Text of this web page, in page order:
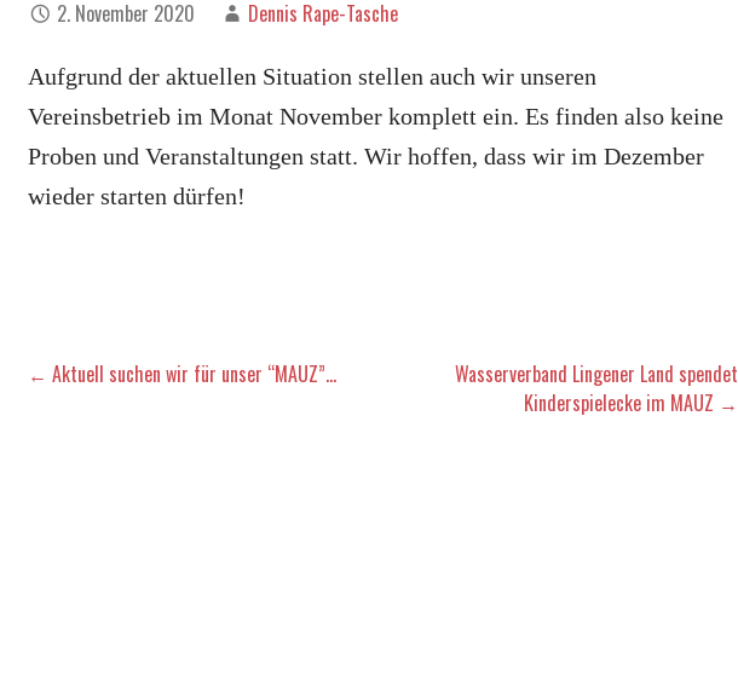
2. November 2020 Dennis Rape-Tasche
Aufgrund der aktuellen Situation stellen auch wir unseren
Vereinsbetrieb im Monat November komplett ein. Es finden also keine
Proben und Veranstaltungen statt. Wir hoffen, dass wir im Dezember
wieder starten dürfen!
Beitragsnavigation
← Aktuell suchen wir für unser “MAUZ”…
Wasserverband Lingener Land spendet
Kinderspielecke im MAUZ →